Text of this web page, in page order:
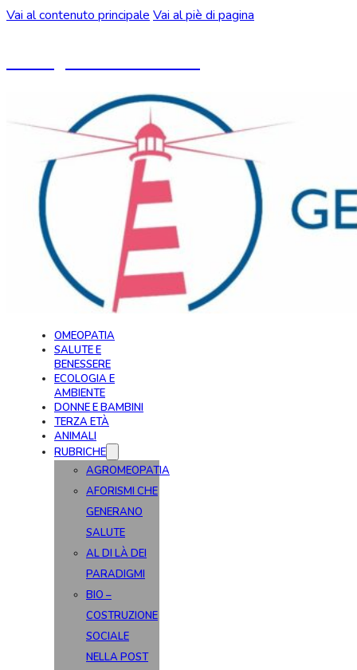
Vai al contenuto principale Vai al piè di pagina
OMEOPATIA
SALUTE E
BENESSERE
ECOLOGIA E
AMBIENTE
DONNE E BAMBINI
TERZA ETÀ
ANIMALI
RUBRICHE
AGROMEOPATIA
AFORISMI CHE
GENERANO
SALUTE
AL DI LÀ DEI
PARADIGMI
BIO –
COSTRUZIONE
SOCIALE
NELLA POST